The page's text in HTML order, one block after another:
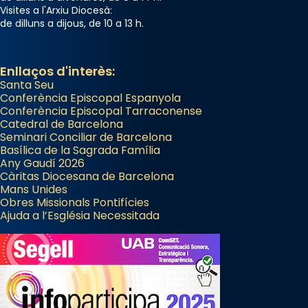
Memòria de les santes Juliana i
Acompanyant la història de sant Cugat, a
partir de l’Edat Mitjana sorgeix la tradició
que les santes Juliana (“relatiu a Júlia”) i
Semproniana (“relatiu a Semprònia =
eterna”) són deixebles seves. I l’any 1667, el
frare Joan Gaspar Roig, afirma en una obra
que les santes són filles de l’antiga Iluro.
Mataró en reivindicarà les relíquies fins que
les aconseguirà el 1772. L’ofici que es canta
a la “Missa de les Santes” (“Missa de
Glòria”) fou composta el 1848 per Mn.
Manuel Blanch, amb aire d’òpera
italianitzant; s’interpreta per privilegi
pontifici, amb orquestra i cor, i té una
Visites a l'Arxiu Diocesà:
de dilluns a dijous, de 10 a 13 h.
Enllaços d'interès:
Santa Seu
Conferència Episcopal Espanyola
Conferència Episcopal Tarraconense
Catedral de Barcelona
Seminari Conciliar de Barcelona
Basílica de la Sagrada Família
Any Gaudí 2026
Càritas Diocesana de Barcelona
Mans Unides
Obres Missionals Pontifícies
Ajuda a l’Església Necessitada